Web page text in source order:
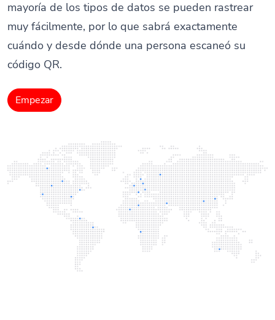
mayoría de los tipos de datos se pueden rastrear
muy fácilmente, por lo que sabrá exactamente
cuándo y desde dónde una persona escaneó su
código QR.
Empezar